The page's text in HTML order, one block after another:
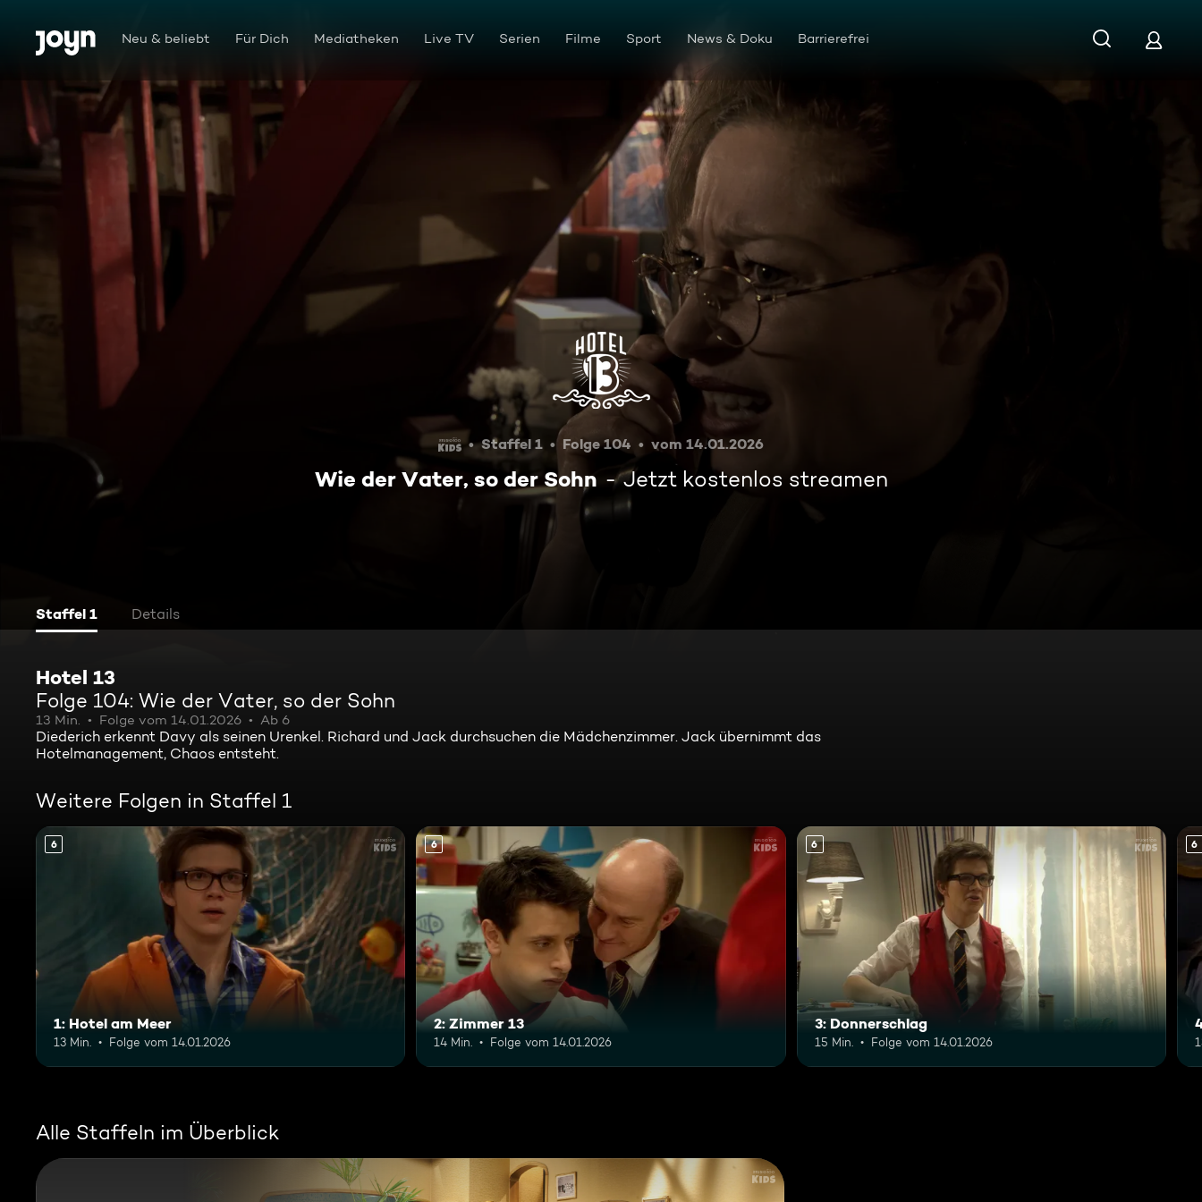
Zum Inhalt springen
Barrierefrei Neu & beliebt Für Dich Mediatheken Live TV Serien Filme Sport News & Doku Barrierefrei
Wie der Vater, so der Sohn
Staffel 1 Folge 104 vom 14.01.2026
Wie der Vater, so der Sohn Jetzt kostenlos streamen
Staffel 1 Details
Hotel 13
Folge 104: Wie der Vater, so der Sohn
13 Min. Folge vom 14.01.2026 Ab 6
Diederich erkennt Davy als seinen Urenkel. Richard und Jack durchsuchen die Mädchenzimmer. Jack übernimmt das
Hotelmanagement, Chaos entsteht.
Weitere Folgen in Staffel 1
6
1: Hotel am Meer
13 Min. Folge vom 14.01.2026
6
2: Zimmer 13
14 Min. Folge vom 14.01.2026
6
3: Donnerschlag
15 Min. Folge vom 14.01.2026
6
Alle Staffeln im Überblick